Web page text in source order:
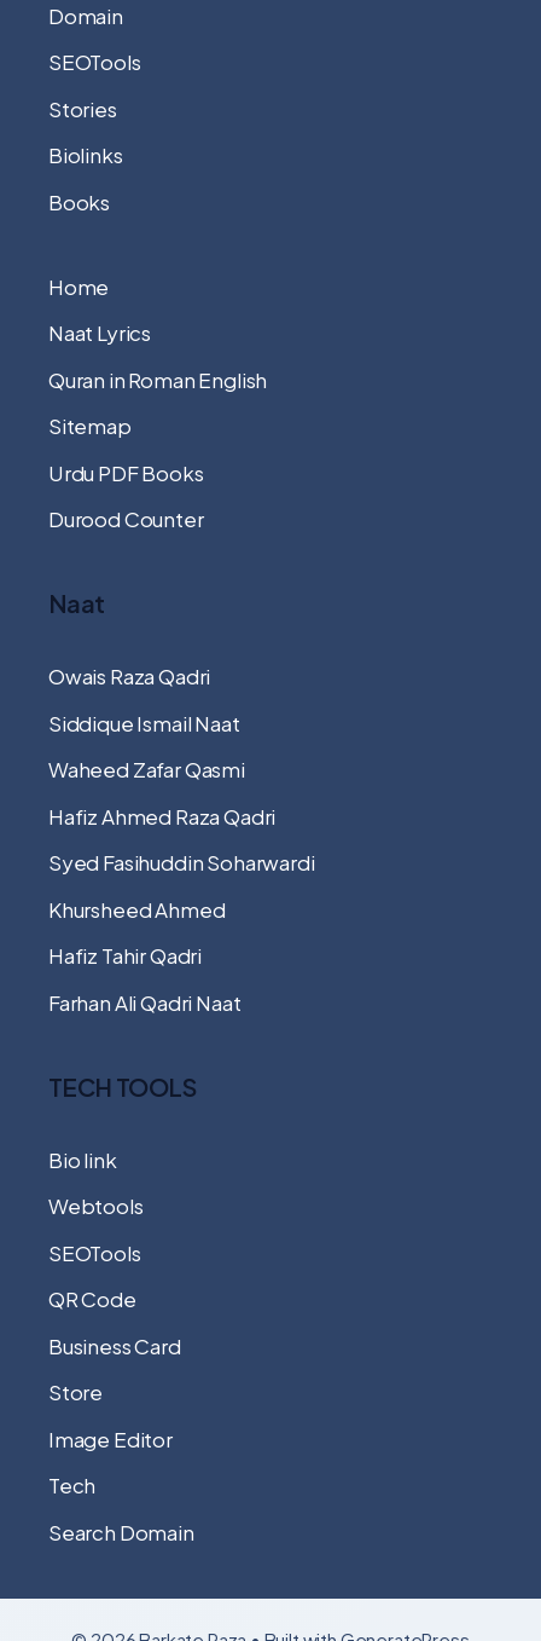
Domain
SEOTools
Stories
Biolinks
Books
Home
Naat Lyrics
Quran in Roman English
Sitemap
Urdu PDF Books
Durood Counter
Naat
Owais Raza Qadri
Siddique Ismail Naat
Waheed Zafar Qasmi
Hafiz Ahmed Raza Qadri
Syed Fasihuddin Soharwardi
Khursheed Ahmed
Hafiz Tahir Qadri
Farhan Ali Qadri Naat
TECH TOOLS
Bio link
Webtools
SEOTools
QR Code
Business Card
Store
Image Editor
Tech
Search Domain